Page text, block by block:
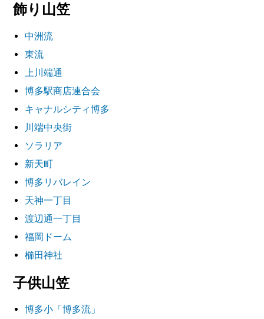
飾り山笠
中洲流
東流
上川端通
博多駅商店連合会
キャナルシティ博多
川端中央街
ソラリア
新天町
博多リバレイン
天神一丁目
渡辺通一丁目
福岡ドーム
櫛田神社
子供山笠
博多小「博多流」